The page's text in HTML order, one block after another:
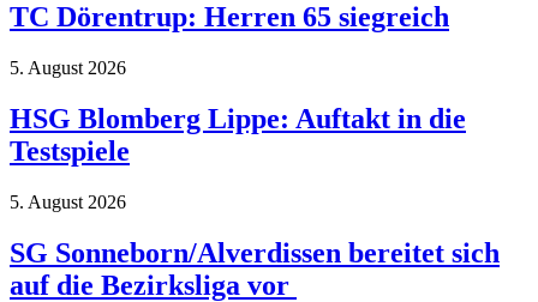
TC Dörentrup: Herren 65 siegreich
5. August 2026
HSG Blomberg Lippe: Auftakt in die
Testspiele
5. August 2026
SG Sonneborn/Alverdissen bereitet sich
auf die Bezirksliga vor